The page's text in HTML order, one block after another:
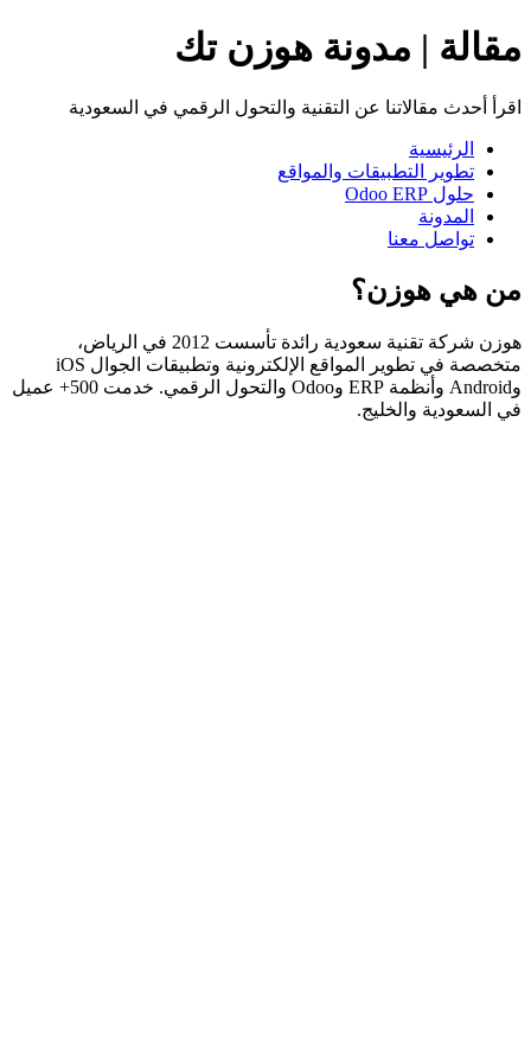
مقالة | مدونة هوزن تك
اقرأ أحدث مقالاتنا عن التقنية والتحول الرقمي في السعودية
الرئيسية
تطوير التطبيقات والمواقع
حلول Odoo ERP
المدونة
تواصل معنا
من هي هوزن؟
هوزن شركة تقنية سعودية رائدة تأسست 2012 في الرياض،
متخصصة في تطوير المواقع الإلكترونية وتطبيقات الجوال iOS
وAndroid وأنظمة ERP وOdoo والتحول الرقمي. خدمت 500+ عميل
في السعودية والخليج.